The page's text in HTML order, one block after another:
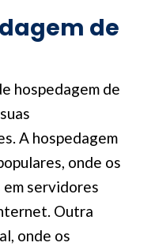
de
hospedagem de
A hospedagem
onde os
em servidores
Outra
onde os